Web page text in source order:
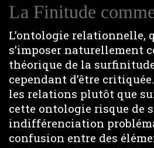
La Finitude
L’ontologie relationnelle,
s’imposer naturellement
théorique de la
cependant d’être
les relations plutôt que
cette ontologie risque de
indifférenciation
confusion entre des